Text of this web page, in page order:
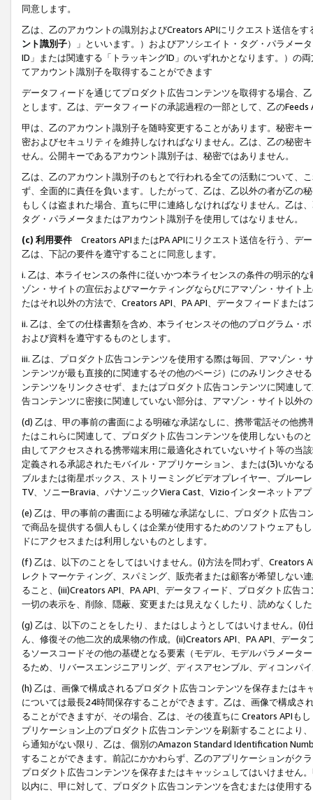
同意します。
乙は、乙のアカウントの識別およびCreators APIにリクエスト送信を
ント識別子）」といいます。）およびアソシエイト・タグ・パラメー
ID」または関連する「トラッキングID」のいずれかとなります。）の
てアカウント識別子を取得することができます
データフィードを通じてプロダクト広告コンテンツを取得する場合、
とします。乙は、データフィードの承認過程の一部として、乙の
甲は、乙のアカウント識別子を随時変更することがあります。秘密キ
密およびセキュリティを維持しなければなりません。乙は、乙の秘密
せん。公開キーであるアカウント識別子は、秘密ではありません。
乙は、乙のアカウント識別子のもとで行われる全ての活動について、
ず、全面的に責任を負います。したがって、乙は、乙以外の者が乙の
もしくは盗まれた場合、直ちに甲に連絡しなければなりません。乙は
タグ・パラメータまたはアカウント識別子を使用してはなりません。
(c) 利用要件 Creators APIまたはPA APIにリクエスト送信を行う、デ
乙は、下記の要件を遵守することに同意します。
i. 乙は、本ライセンスの条件に従いかつ本ライセンスの条件の明示的
ゾン・サイトの宣伝およびマーケティングならびにアマゾン・サイト
たはそれ以外の方法で、Creators API、PA API、データフィードまた
ii. 乙は、全ての仕様書類を含め、本ライセンスその他のプログラム・
および資料を遵守するものとします。
iii. 乙は、プロダクト広告コンテンツを使用する際は毎回、アマゾン
ンテンツが最も直接的に関連するその他のページ）にのみリンクさせ
ンテンツをリンクさせず、またはプロダクト広告コンテンツに関連し
告コンテンツに密接に関連していない部分は、アマゾン・サイト以外
(d) 乙は、甲の事前の書面による明確な承諾なしに、携帯電話その他
たはこれらに関連して、プロダクト広告コンテンツを使用しないもの
由してアクセスされる携帯端末用に最適化されていないサイト等の当
定義される承認されたモバイル・アプリケーション、または(3)いか
ブルまたは衛星ボックス、ストリーミングビデオプレイヤー、ブルー
TV、ソニーBravia、パナソニックViera Cast、Vizioインターネットア
(e) 乙は、甲の事前の書面による明確な承諾なしに、プロダクト広告
で商品を提供する個人もしくは企業が使用するためのソフトウェアも
ドにアクセスまたは利用しないものとします。
(f) 乙は、以下のことをしてはいけません。(i)方法を問わず、Creators
レクトマーケティング、スパミング、販売者または顧客が希望しない
ること、(iii)Creators API、PA API、データフィード、プロダクト広告
一切の表示を、削除、隠蔽、変更または見えなくしたり、読めなくし
(g) 乙は、以下のことをしたり、またはしようとしてはいけません。
ん、修復その他二次的成果物の作成。(ii)Creators API、PA API、デー
るソースコードその他の基礎となる要素（モデル、モデルパラメータ
るため、リバースエンジニアリング、ディスアセンブル、ディコンパ
(h) 乙は、画像で構成されるプロダクト広告コンテンツを保存または
については最長24時間保存することができます。乙は、画像で構成
ることができますが、その場合、乙は、その後直ちに Creators APIも
プリケーション上のプロダクト広告コンテンツを刷新することにより
ら通知がない限り、乙は、個別のAmazon Standard Identification
することができます。前記にかかわらず、乙のアプリケーションがク
プロダクト広告コンテンツを保存またはキャッシュしてはいけません
以内に、甲に対して、プロダクト広告コンテンツを含むまたは使用す